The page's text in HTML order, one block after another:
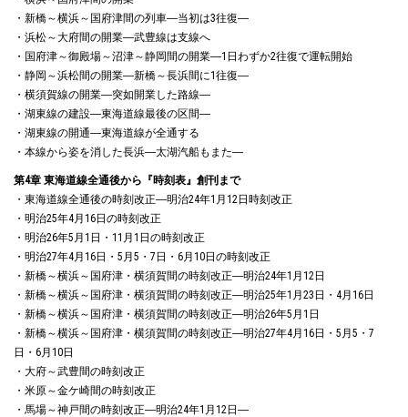
・新橋～横浜～国府津間の列車―当初は3往復―
・浜松～大府間の開業―武豊線は支線へ
・国府津～御殿場～沼津～静岡間の開業―1日わずか2往復で運転開始
・静岡～浜松間の開業―新橋～長浜間に1往復―
・横須賀線の開業―突如開業した路線―
・湖東線の建設―東海道線最後の区間―
・湖東線の開通―東海道線が全通する
・本線から姿を消した長浜―太湖汽船もまた―
第4章 東海道線全通後から『時刻表』創刊まで
・東海道線全通後の時刻改正―明治24年1月12日時刻改正
・明治25年4月16日の時刻改正
・明治26年5月1日・11月1日の時刻改正
・明治27年4月16日・5月5・7日・6月10日の時刻改正
・新橋～横浜～国府津・横須賀間の時刻改正―明治24年1月12日
・新橋～横浜～国府津・横須賀間の時刻改正―明治25年1月23日・4月16日
・新橋～横浜～国府津・横須賀間の時刻改正―明治26年5月1日
・新橋～横浜～国府津・横須賀間の時刻改正―明治27年4月16日・5月5・7
日・6月10日
・大府～武豊間の時刻改正
・米原～金ケ崎間の時刻改正
・馬場～神戸間の時刻改正―明治24年1月12日―